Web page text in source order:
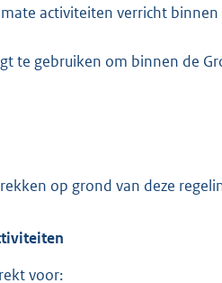
activiteiten verricht
te gebruiken om binnen de
op grond van deze
voor: